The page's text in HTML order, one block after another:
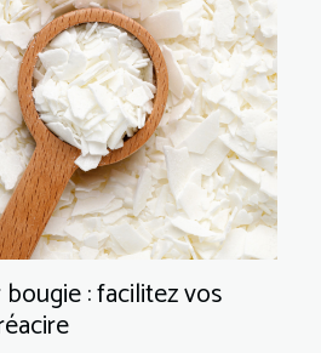
: facilitez vos